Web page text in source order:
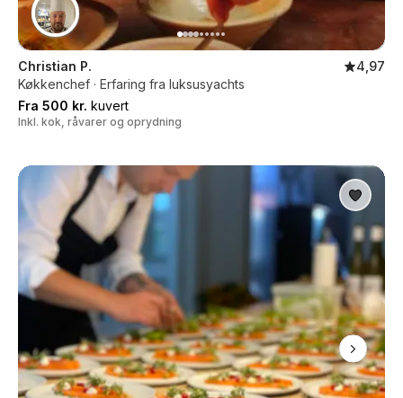
Christian P.
4,97
Køkkenchef · Erfaring fra luksusyachts
Fra 500 kr. kuvert
Inkl. kok, råvarer og oprydning